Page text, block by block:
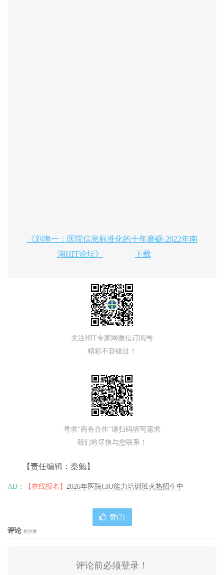
《刘海一：医院信息标准化的十年磨砺-2022年南
湖HIT论坛》
下载
关注HIT专家网微信订阅号
精彩不容错过！
寻求“商务合作”请扫码填写需求
我们将尽快与您联系！
【责任编辑：秦勉】
AD： 【在线报名】 2026年医院CIO能力培训班火热招生中
赞(2)
评论 抢沙发
评论前必须登录！